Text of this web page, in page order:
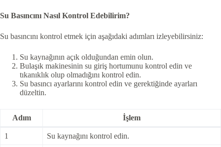
Su Basıncını Nasıl Kontrol Edebilirim?
Su basıncını kontrol etmek için aşağıdaki adımları izleyebilirsiniz:
Su kaynağının açık olduğundan emin olun.
Bulaşık makinesinin su giriş hortumunu kontrol edin ve
tıkanıklık olup olmadığını kontrol edin.
Su basıncı ayarlarını kontrol edin ve gerektiğinde ayarları
düzeltin.
Adım İşlem
1 Su kaynağını kontrol edin.